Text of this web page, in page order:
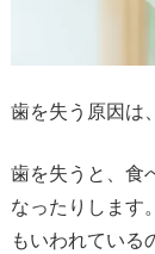
歯を失う原因は
歯を失うと、食
なったりします
もいわれている